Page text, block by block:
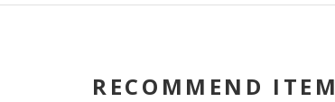
RECOMMEND ITEM